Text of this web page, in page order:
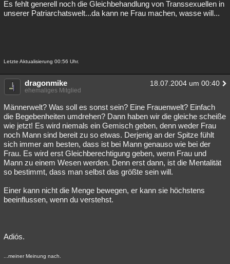
Es fehlt generell noch die Gleichbehandlung von Transsexuellen in
unserer Patriarchatswelt...da kann ne Frau machen, wasse will...
Letzte Aktualisierung 00:56 Uhr.
dragonmike 18.07.2004 um 00:40
ehemaliges Mitglied
Männerwelt? Was soll es sonst sein? Eine Frauenwelt? Einfach
die Begebenheiten umdrehen? Dann haben wir die gleiche scheiße
wie jetzt! Es wird niemals ein Gemisch geben, denn weder Frau
noch Mann sind bereit zu so etwas. Derjenig an der Spitze fühlt
sich immer am besten, dass ist bei Mann genauso wie bei der
Frau. Es wird erst Gleichberechtigung geben, wenn Frau und
Mann zu einem Wesen werden. Denn erst dann, ist die Mentalität
so bestimmt, dass man selbst das größte sein will.
Einer kann nicht die Menge bewegen, er kann sie höchstens
beeinflussen, wenn du verstehst.
Adiós.
...meiner Meinung nach.